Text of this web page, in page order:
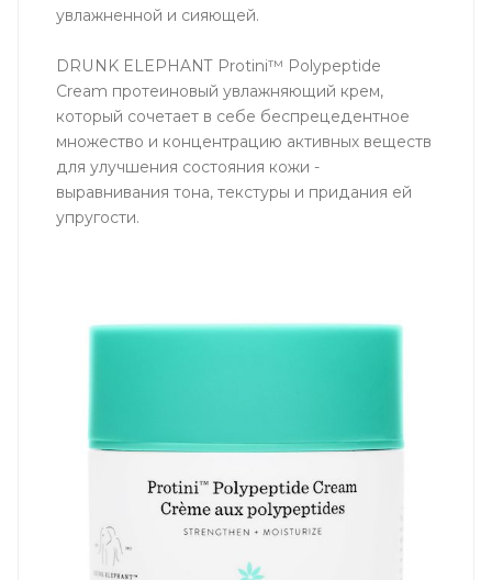
увлажненной и сияющей.
DRUNK ELEPHANT Protini™ Polypeptide
Cream протеиновый увлажняющий крем,
который сочетает в себе беспрецедентное
множество и концентрацию активных веществ
для улучшения состояния кожи -
выравнивания тона, текстуры и придания ей
упругости.